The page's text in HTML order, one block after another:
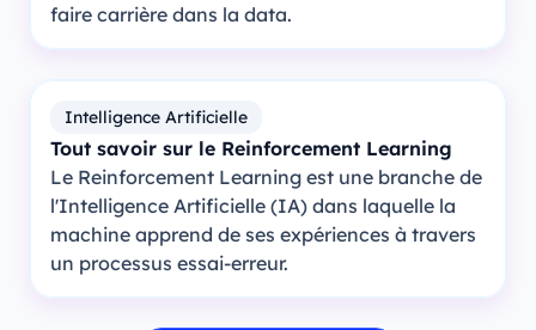
faire carrière dans la data.
Intelligence Artificielle
Tout savoir sur le Reinforcement Learning
Le Reinforcement Learning est une branche de
l'Intelligence Artificielle (IA) dans laquelle la
machine apprend de ses expériences à travers
un processus essai-erreur.